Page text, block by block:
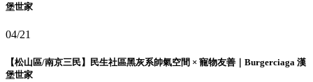
堡世家
04/21
【松山區/南京三民】民生社區黑灰系帥氣空間 × 寵物友善｜Burgerciaga 漢
堡世家